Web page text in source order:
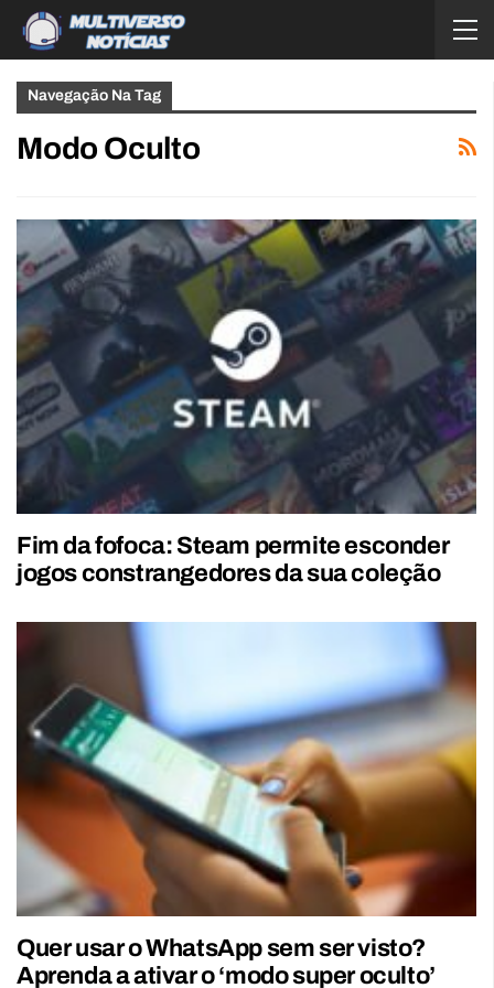
Navegação Na Tag
Modo Oculto
Fim da fofoca: Steam permite esconder
jogos constrangedores da sua coleção
Quer usar o WhatsApp sem ser visto?
Aprenda a ativar o ‘modo super oculto’